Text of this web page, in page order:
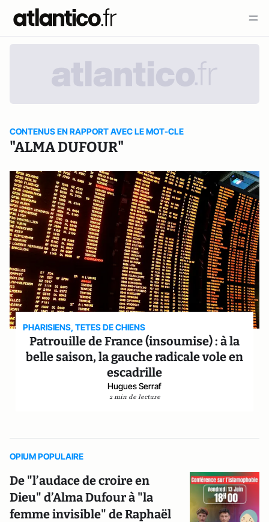
CONTENUS EN RAPPORT AVEC LE MOT-CLE
"ALMA DUFOUR"
PHARISIENS, TETES DE CHIENS
Patrouille de France (insoumise) : à la
belle saison, la gauche radicale vole en
escadrille
Hugues Serraf
2 min de lecture
OPIUM POPULAIRE
De "l’audace de croire en
Dieu" d’Alma Dufour à "la
femme invisible" de Raphaël